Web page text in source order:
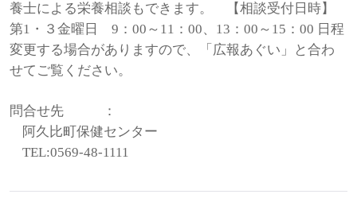
養士による栄養相談もできます。 【相談受付日時】
第1・３金曜日 9：00～11：00、13：00～15：00 日程
変更する場合がありますので、「広報あぐい」と合わ
せてご覧ください。
問合せ先
：
阿久比町保健センター
TEL:0569-48-1111